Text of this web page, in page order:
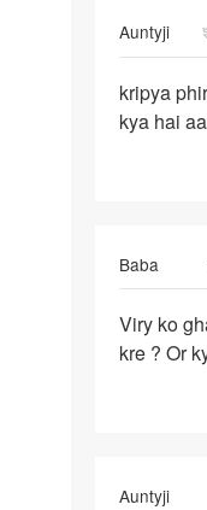
AuntyjiIn
reply
to
mere
alok
kripya
phir
kripya
kya hai
Baba
Viry
ko
Viry ko
kre ? Or
AuntyjiIn